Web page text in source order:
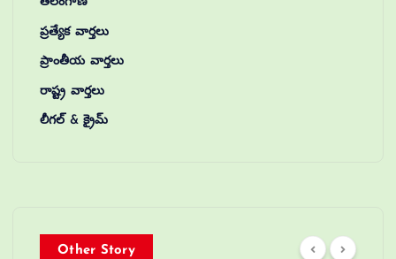
ప్రత్యేక వార్తలు
ప్రాంతీయ వార్తలు
రాష్ట్ర వార్తలు
లీగల్ & క్రైమ్
Other Story